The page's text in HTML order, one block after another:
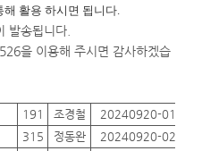
활용 하시면 됩니다.
발송됩니다.
을 이용해 주시면 감사하겠습
191 조경철 20240920-01
315 정동완 20240920-02